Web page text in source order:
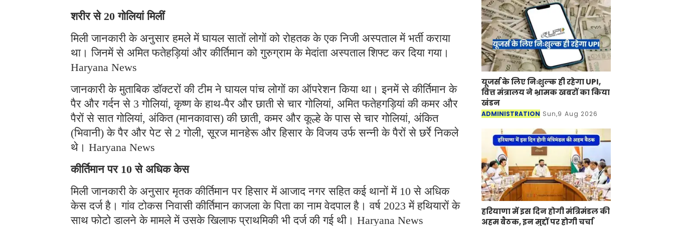
शरीर से 20 गोलियां मिलीं
मिली जानकारी के अनुसार हमले में घायल सातों लोगों को रोहतक के एक निजी अस्पताल में भर्ती कराया
था। जिनमें से अमित फतेहड़ियां और कीर्तिमान को गुरुग्राम के मेदांता अस्पताल शिफ्ट कर दिया गया।
Haryana News
जानकारी के मुताबिक डॉक्टरों की टीम ने घायल पांच लोगों का ऑपरेशन किया था। इनमें से कीर्तिमान के
पैर और गर्दन से 3 गोलियां, कृष्ण के हाथ-पैर और छाती से चार गोलियां, अमित फतेहगड़ियां की कमर और
पैरों से सात गोलियां, अंकित (मानकावास) की छाती, कमर और कूल्हे के पास से चार गोलियां, अंकित
(भिवानी) के पैर और पेट से 2 गोली, सूरज मानहेरू और हिसार के विजय उर्फ सन्नी के पैरों से छर्रे निकले
थे। Haryana News
कीर्तिमान पर 10 से अधिक केस
मिली जानकारी के अनुसार मृतक कीर्तिमान पर हिसार में आजाद नगर सहित कई थानों में 10 से अधिक
केस दर्ज है। गांव टोकस निवासी कीर्तिमान काजला के पिता का नाम वेदपाल है। वर्ष 2023 में हथियारों के
साथ फोटो डालने के मामले में उसके खिलाफ प्राथमिकी भी दर्ज की गई थी। Haryana News
यूजर्स के लिए निःशुल्क ही रहेगा UPI,
वित्त मंत्रालय ने भ्रामक खबरों का किया
खंडन
ADMINISTRATION Sun,9 Aug 2026
हरियाणा में इस दिन होगी मंत्रिमंडल की
अहम बैठक, इन मुद्दों पर होगी चर्चा